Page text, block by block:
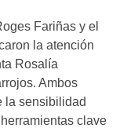
Fariñas y el
la atención
Rosalía
Ambos
la sensibilidad
clave